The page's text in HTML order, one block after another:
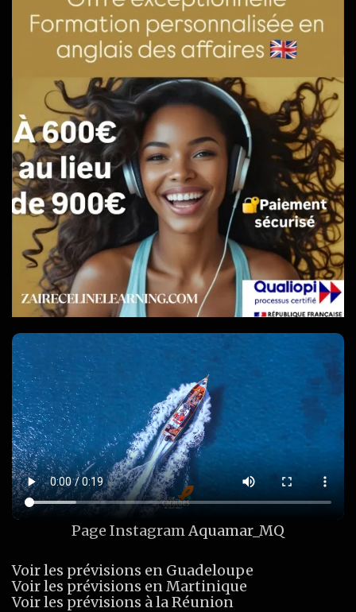
Page InstagramAquamar_MQ
Voir les prévisions en Guadeloupe
Voir les prévisions en Martinique
Voir les prévisions à la Réunion